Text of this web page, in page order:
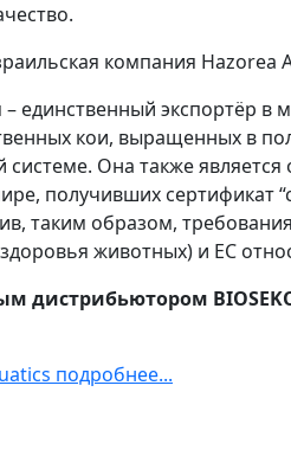
компания Hazorea
единственный экспортёр в
кои, выращенных в
системе. Она также
получивших сертификат
таким образом,
животных) и ЕС
дистрибьютором
подробнее...